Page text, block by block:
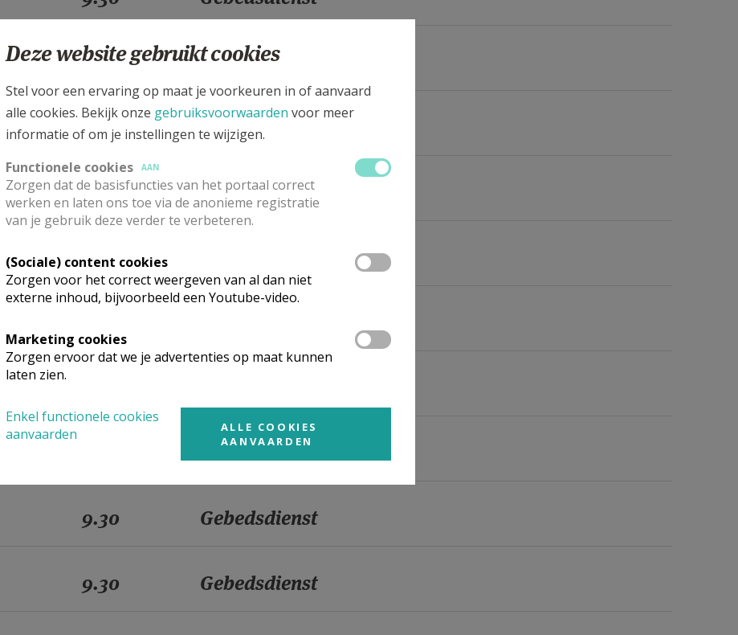
9.30 Gebedsdienst
9.30 Eucharistie
9.30 Gebedsdienst
9.30
Gebedsdienst
9.30 Gebedsdienst
9.30 Gebedsdienst
Deze website gebruikt cookies
Stel voor een ervaring op maat je voorkeuren in of aanvaard
alle cookies. Bekijk onze gebruiksvoorwaarden voor meer
informatie of om je instellingen te wijzigen.
Functionele cookies
AAN
Zorgen dat de basisfuncties van het portaal correct
werken en laten ons toe via de anonieme registratie
van je gebruik deze verder te verbeteren.
(Sociale) content cookies
Zorgen voor het correct weergeven van al dan niet
externe inhoud, bijvoorbeeld een Youtube-video.
Marketing cookies
Zorgen ervoor dat we je advertenties op maat kunnen
laten zien.
Enkel functionele cookies
aanvaarden
ALLE COOKIES
AANVAARDEN